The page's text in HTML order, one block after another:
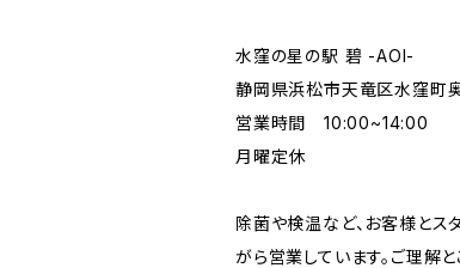
水窪の星の駅 碧 -AOI-
静岡県浜松市天竜区水窪町
営業時間 10:00~14:00
月曜定休
除菌や検温など、お客様とス
がら営業しています。ご理解